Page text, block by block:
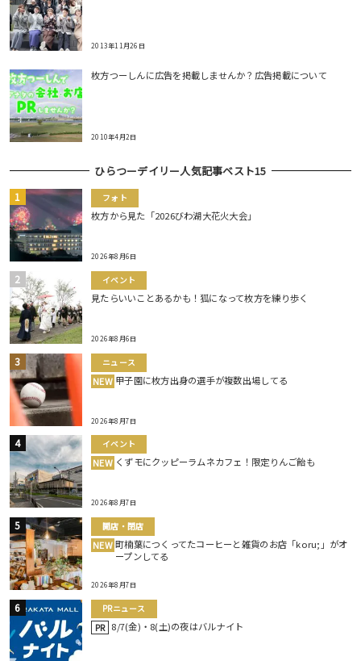
2013年11月26日
枚方つーしんに広告を掲載しませんか？広告掲載について
2010年4月2日
ひらつーデイリー人気記事ベスト15
フォト
枚方から見た「2026びわ湖大花火大会」
2026年8月6日
イベント
見たらいいことあるかも！狐になって枚方を練り歩く
2026年8月6日
ニュース
NEW 甲子園に枚方出身の選手が複数出場してる
2026年8月7日
イベント
NEW くずモにクッピーラムネカフェ！限定りんご飴も
2026年8月7日
開店・閉店
NEW 町楠葉につくってたコーヒーと雑貨のお店「koru;」がオ
ープンしてる
2026年8月7日
PRニュース
PR 8/7(金)・8(土)の夜はバルナイト